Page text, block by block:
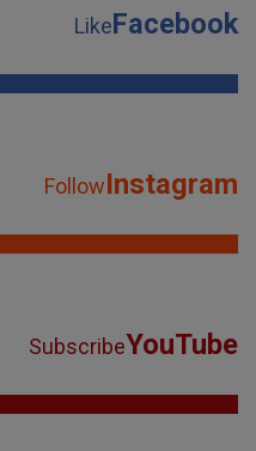
LikeFacebook
FollowInstagram
SubscribeYouTube